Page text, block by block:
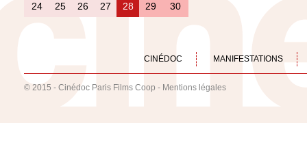
24
25 26 27 28 29 30
CINÉDOC MANIFESTATIONS
© 2015 - Cinédoc Paris Films Coop - Mentions légales